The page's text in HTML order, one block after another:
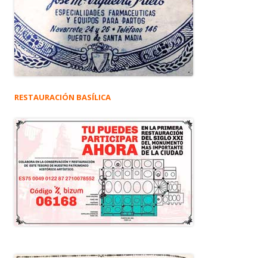
RESTAURACIÓN BASÍLICA